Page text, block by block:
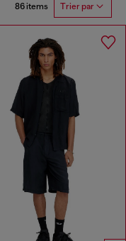
86 items Trier par